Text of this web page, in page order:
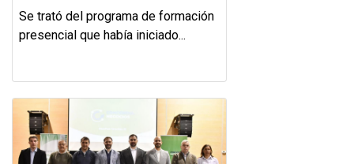
Se trató del programa de formación
presencial que había iniciado...